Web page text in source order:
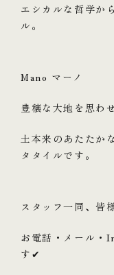
エシカルな哲学か
ル。
Mano マーノ
豊穣な大地を思わ
土本来のあたたか
タタイルです。
スタッフ一同、皆
お電話・メール・
す✔